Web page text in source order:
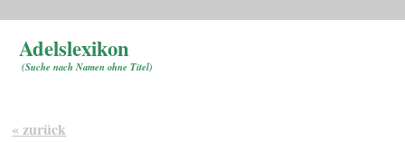
Adelslexikon
(Suche nach Namen ohne Titel)
« zurück